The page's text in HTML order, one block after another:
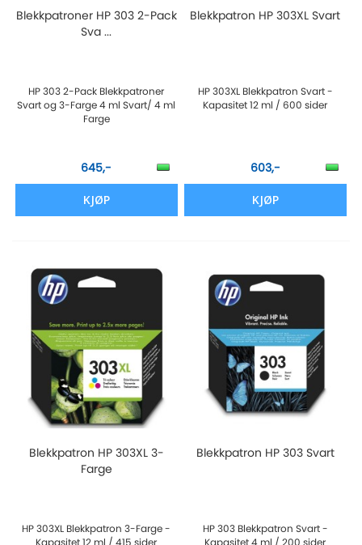
Blekkpatroner HP 303 2-Pack
Sva ...
HP 303 2-Pack Blekkpatroner
Svart og 3-Farge 4 ml Svart/ 4 ml
Farge
645,-
KJØP
Blekkpatron HP 303XL Svart
HP 303XL Blekkpatron Svart -
Kapasitet 12 ml / 600 sider
603,-
KJØP
Blekkpatron HP 303XL 3-
Farge
HP 303XL Blekkpatron 3-Farge -
Kapasitet 12 ml / 415 sider
Blekkpatron HP 303 Svart
HP 303 Blekkpatron Svart -
Kapasitet 4 ml / 200 sider